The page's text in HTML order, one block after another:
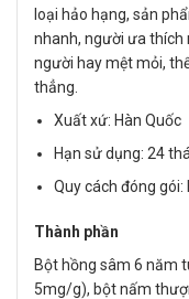
loại hảo hạng, sản
nhanh, người ưa thích
người hay mệt mỏi,
thẳng.
Xuất xứ: Hàn Quốc
Hạn sử dụng: 24
Quy cách đóng gói:
Thành phần
Bột hồng sâm 6 năm
5mg/g), bột nấm